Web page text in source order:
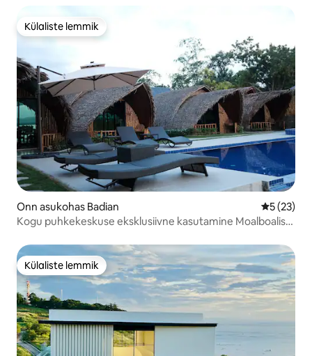
Külaliste lemmik
Külaliste lemmik
Onn asukohas Badian Keskmine
5 (23)
Kogu puhkekeskuse eksklusiivne kasutamine Moalboalis/
Külaliste lemmik
Külaliste lemmik